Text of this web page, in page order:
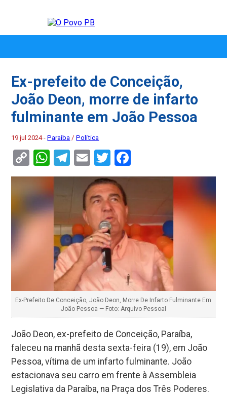
Ex-prefeito de Conceição,
João Deon, morre de infarto
fulminante em João Pessoa
19 jul 2024 -Paraíba /Política
Copy
Link
WhatsApp
Telegram
EmailTwitter
Ex-Prefeito De Conceição, João Deon, Morre De Infarto Fulminante Em
João Pessoa — Foto: Arquivo Pessoal
João Deon, ex-prefeito de Conceição, Paraíba,
faleceu na manhã desta sexta-feira (19), em João
Pessoa, vítima de um infarto fulminante. João
estacionava seu carro em frente à Assembleia
Legislativa da Paraíba, na Praça dos Três Poderes.